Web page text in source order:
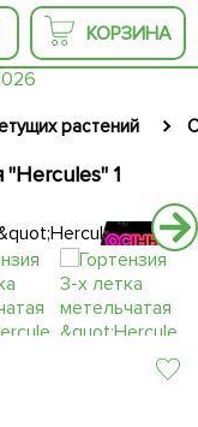
КОРЗИНА
растений
"Hercules" 1
КРУПНОМЕР
КРУПНОМЕР
КРУПНОМЕР
КРУПНОМЕР
КРУПНОМЕР